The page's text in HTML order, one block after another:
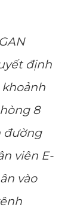
định
khoảnh
8
đường
viên E-
vào